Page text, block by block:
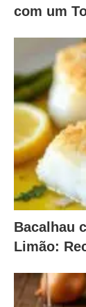
com um
Bacalhau
Limão: